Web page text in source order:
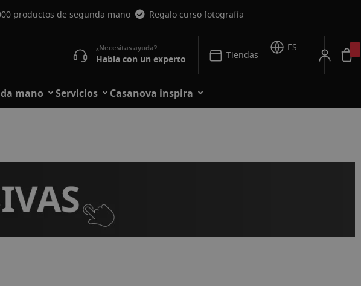
productos de segunda mano Regalo curso fotografía
Habla con un experto Tiendas
ES
mano Servicios Casanova inspira